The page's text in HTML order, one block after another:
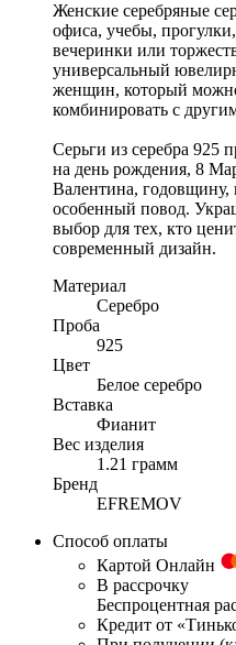
Женские серебряные
офиса, учебы,
вечеринки или
универсальный
женщин, который
комбинировать с
Серьги из серебра 925
на день рождения, 8
Валентина,
особенный повод.
выбор для тех, кто
современный дизайн.
Материал
Серебро
Проба
925
Цвет
Белое серебро
Вставка
Фианит
Вес изделия
1.21 грамм
Бренд
EFREMOV
Способ оплаты
Картой Онлайн
В рассрочку
Беспроцентная
Кредит от